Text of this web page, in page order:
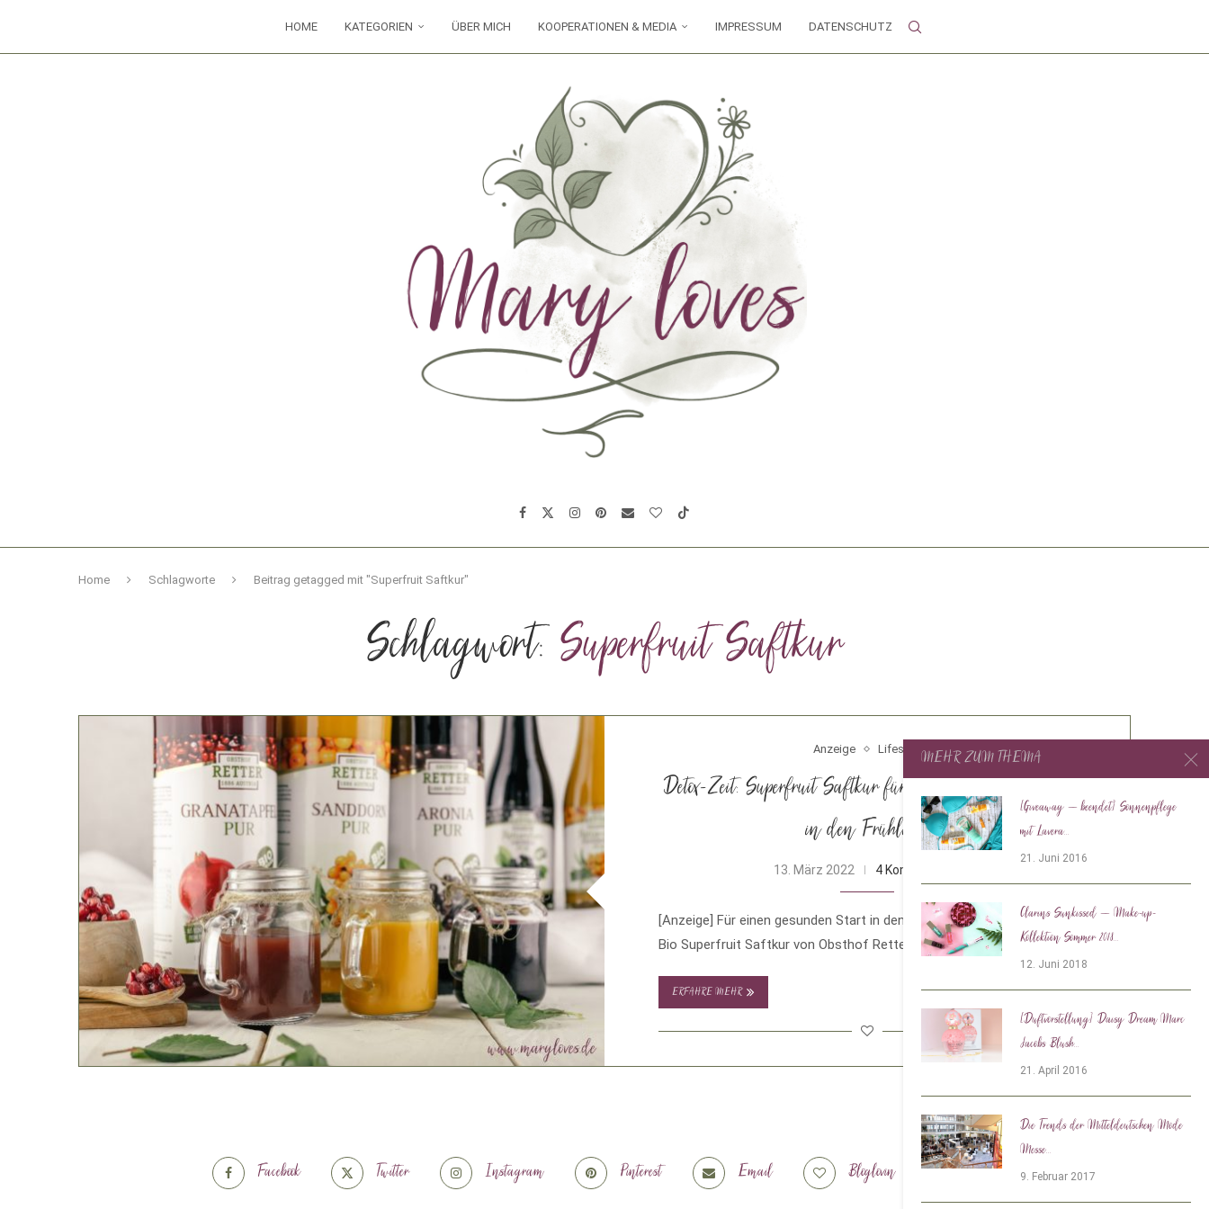
HOME KATEGORIEN ÜBER MICH KOOPERATIONEN & MEDIA IMPRESSUM DATENSCHUTZ
Home Schlagworte Beitrag getagged mit "Superfruit Saftkur"
Schlagwort:Superfruit Saftkur
Anzeige Lifestyle
Detox-Zeit: Superfruit Saftkur für einen gesunden Start
in den Frühling
13. März 2022 4 Kommentare
[Anzeige] Für einen gesunden Start in den Frühling: Detoxen mit der
Bio Superfruit Saftkur von Obsthof Retter – 7 Säfte für 7 …
ERFAHRE MEHR
Facebook Twitter Instagram Pinterest Email Bloglovin Tiktok
MEHR ZUM THEMA
[Giveaway – beendet] Sonnenpflege
mit Lavera...
21. Juni 2016
Clarins Sunkissed – Make-up-
Kollektion Sommer 2018...
12. Juni 2018
[Duftvorstellung] Daisy Dream Marc
Jacobs Blush...
21. April 2016
Die Trends der Mitteldeutschen Mode
Messe...
9. Februar 2017